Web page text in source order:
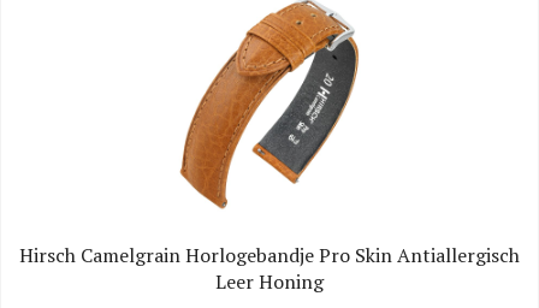
Hirsch Camelgrain Horlogebandje Pro Skin Antiallergisch
Leer Honing